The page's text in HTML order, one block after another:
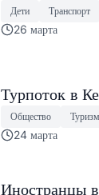
Дети Транспорт
26 марта
Турпоток в
Общество Туризм
24 марта
Иностранцы